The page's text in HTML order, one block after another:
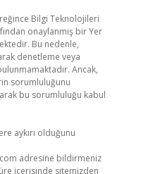
Bilgi Teknolojileri
onaylanmış bir Yer
Bu nedenle,
denetleme veya
Ancak,
sorumluluğunu
bu sorumluluğu kabul
aykırı olduğunu
adresine bildirmeniz
içerisinde sitemizden